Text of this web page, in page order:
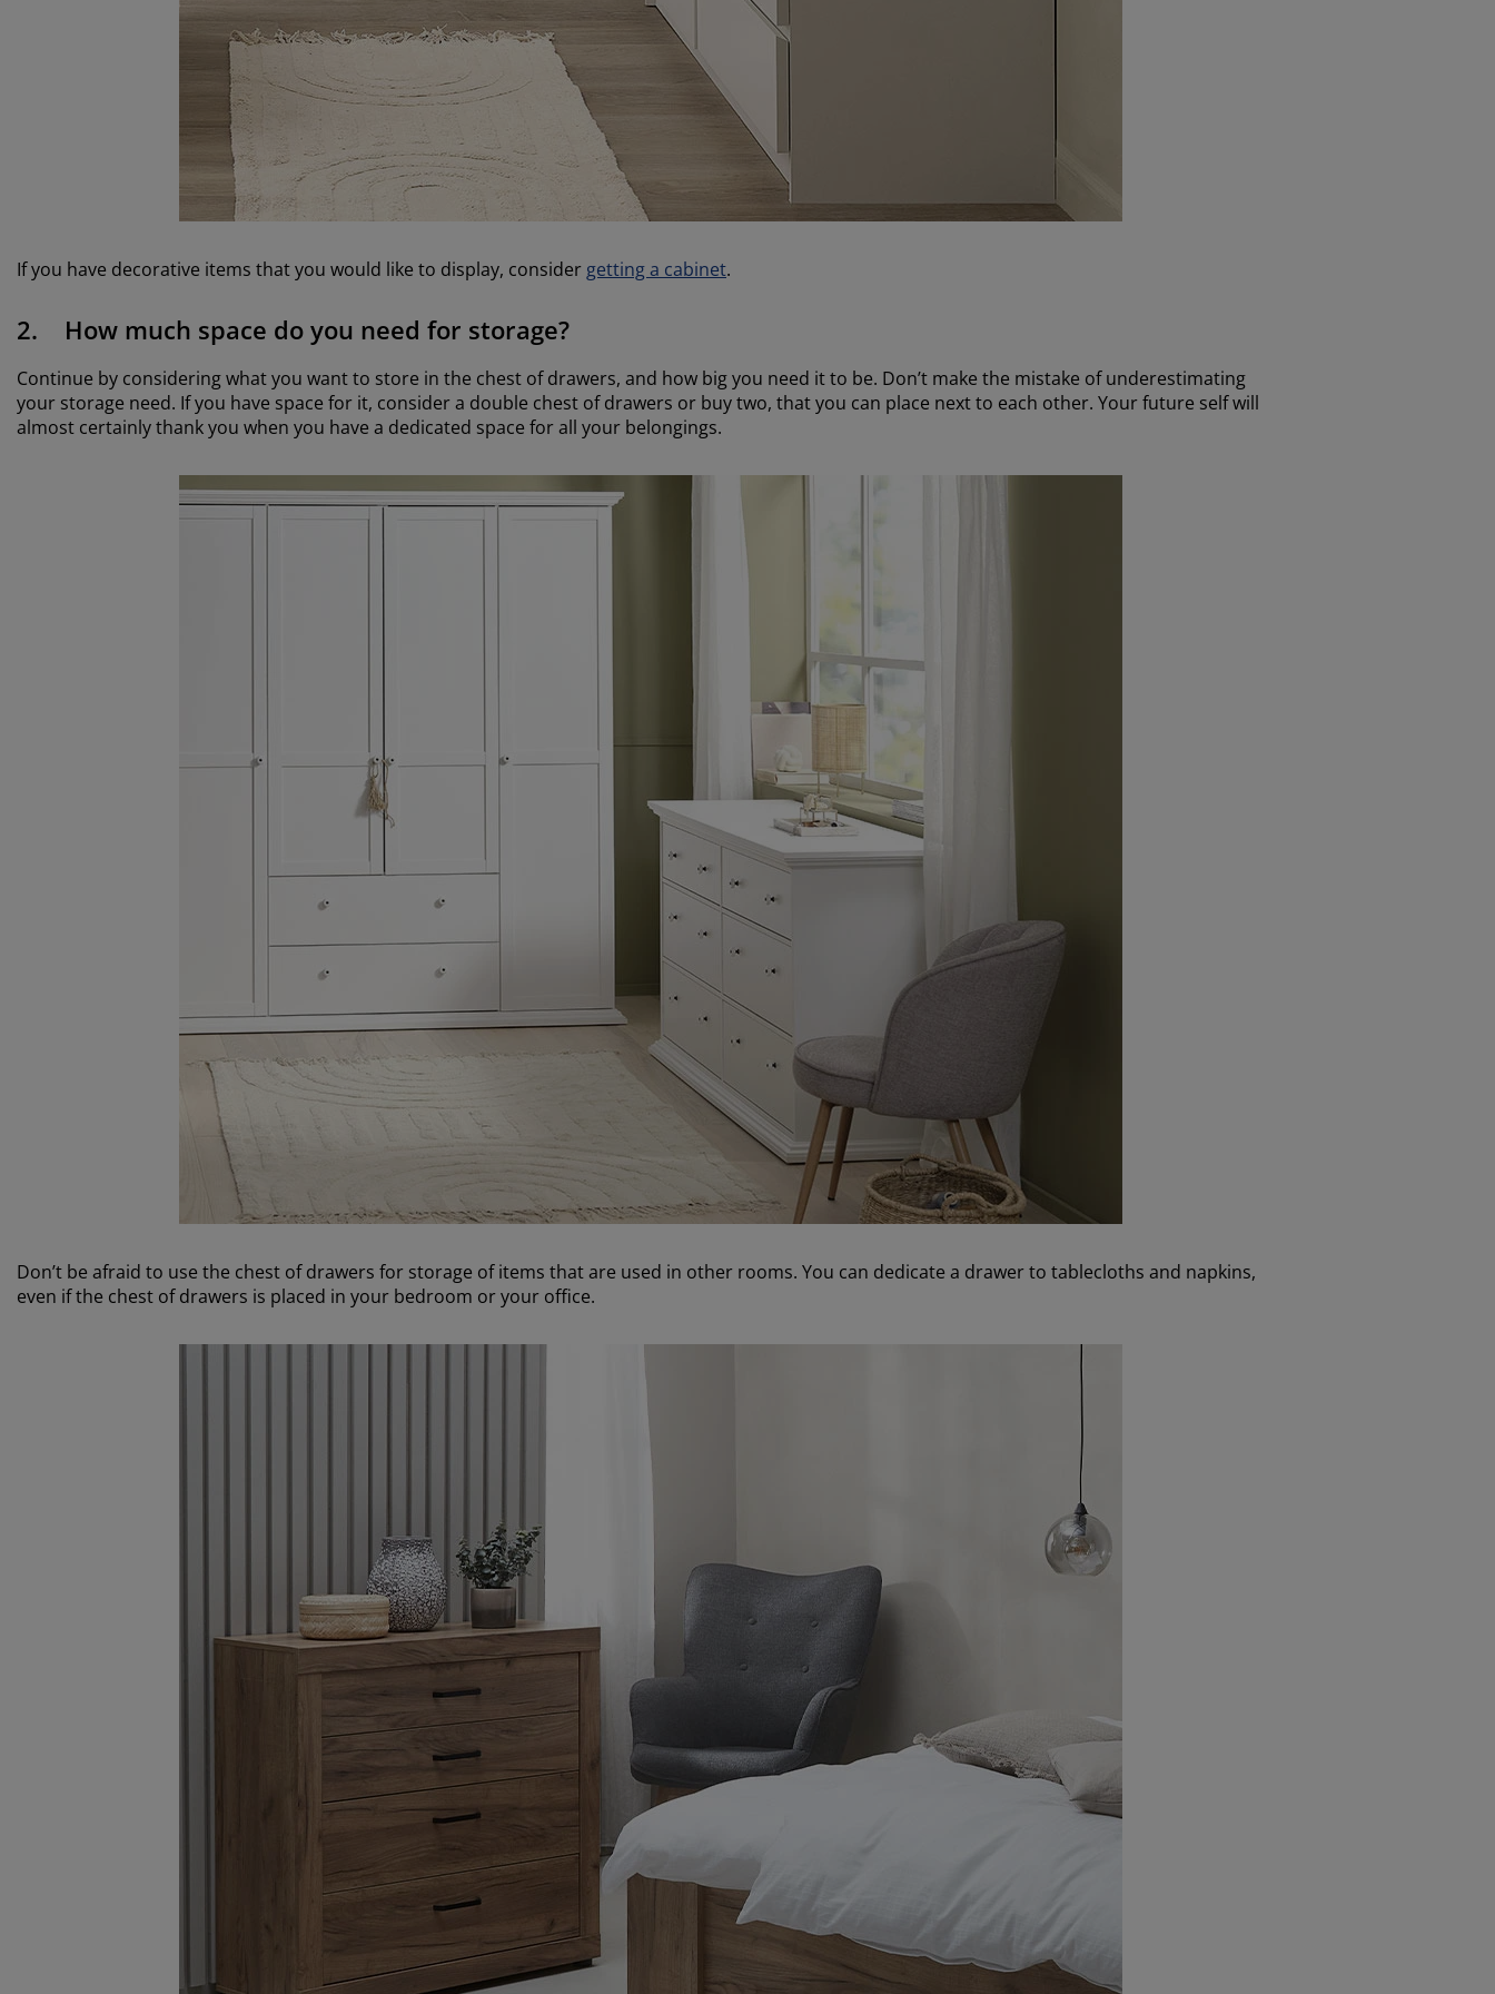
If you have decorative items that you would like to display, consider getting a cabinet.
2. How much space do you need for storage?
Continue by considering what you want to store in the chest of drawers, and how big you need it to be. Don’t make the mistake of underestimating
your storage need. If you have space for it, consider a double chest of drawers or buy two, that you can place next to each other. Your future self will
almost certainly thank you when you have a dedicated space for all your belongings.
Don’t be afraid to use the chest of drawers for storage of items that are used in other rooms. You can dedicate a drawer to tablecloths and napkins,
even if the chest of drawers is placed in your bedroom or your office.